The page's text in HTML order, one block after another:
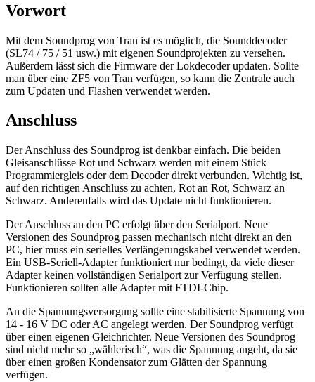
Vorwort
Mit dem Soundprog von Tran ist es möglich, die Sounddecoder
(SL74 / 75 / 51 usw.) mit eigenen Soundprojekten zu versehen.
Außerdem lässt sich die Firmware der Lokdecoder updaten. Sollte
man über eine ZF5 von Tran verfügen, so kann die Zentrale auch
zum Updaten und Flashen verwendet werden.
Anschluss
Der Anschluss des Soundprog ist denkbar einfach. Die beiden
Gleisanschlüsse Rot und Schwarz werden mit einem Stück
Programmiergleis oder dem Decoder direkt verbunden. Wichtig ist,
auf den richtigen Anschluss zu achten, Rot an Rot, Schwarz an
Schwarz. Anderenfalls wird das Update nicht funktionieren.
Der Anschluss an den PC erfolgt über den Serialport. Neue
Versionen des Soundprog passen mechanisch nicht direkt an den
PC, hier muss ein serielles Verlängerungskabel verwendet werden.
Ein USB-Seriell-Adapter funktioniert nur bedingt, da viele dieser
Adapter keinen vollständigen Serialport zur Verfügung stellen.
Funktionieren sollten alle Adapter mit FTDI-Chip.
An die Spannungsversorgung sollte eine stabilisierte Spannung von
14 - 16 V DC oder AC angelegt werden. Der Soundprog verfügt
über einen eigenen Gleichrichter. Neue Versionen des Soundprog
sind nicht mehr so „wählerisch“, was die Spannung angeht, da sie
über einen großen Kondensator zum Glätten der Spannung
verfügen.